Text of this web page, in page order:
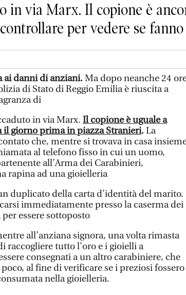
in via Marx. Il copione è
per vedere se
ai danni di anziani.Ma dopo neanche 24
di Stato di Reggio Emilia è riuscita a
di
in via Marx. Il copione è uguale a
il giorno prima in piazza Stranieri.La
che, mentre si trovava in casa
al telefono fisso in cui un uomo,
all’Arma dei Carabinieri,
rapina ad una gioielleria
duplicato della carta d’identità del marito.
immediatamente presso la caserma dei
essere sottoposto
all’anziana signora, una volta rimasta
raccogliere tutto l’oro e i gioielli a
consegnati a un altro carabiniere, che
al fine di verificare se i preziosi fossero
nella gioielleria.